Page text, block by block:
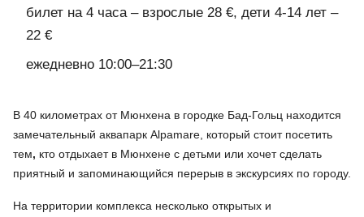
билет на 4 часа – взрослые 28 €, дети 4-14 лет –
22 €
ежедневно 10:00–21:30
В 40 километрах от Мюнхена в городке Бад-Гольц находится
замечательный аквапарк Alpamare, который стоит посетить
тем, кто отдыхает в Мюнхене с детьми или хочет сделать
приятный и запоминающийся перерыв в экскурсиях по городу.
На территории комплекса несколько открытых и